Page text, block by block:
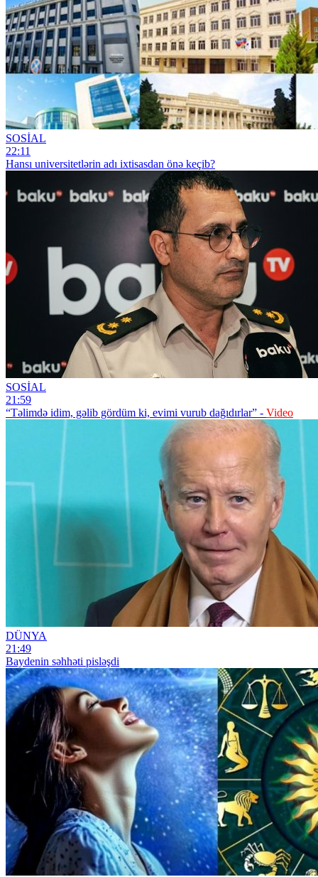
SOSİAL
22:11
Hansı universitetlərin adı ixtisasdan önə keçib?
SOSİAL
21:59
“Təlimdə idim, gəlib gördüm ki, evimi vurub dağıdırlar” - Video
DÜNYA
21:49
Baydenin səhhəti pisləşdi